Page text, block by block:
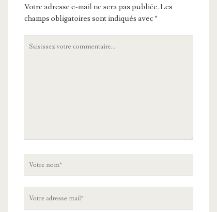
Votre adresse e-mail ne sera pas publiée. Les
champs obligatoires sont indiqués avec*